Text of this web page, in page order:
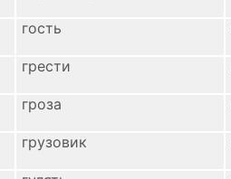
гость
грести
гроза
грузовик